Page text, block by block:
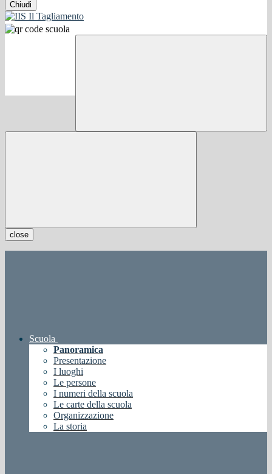
Chiudi
close
Scuola
Panoramica
Presentazione
I luoghi
Le persone
I numeri della scuola
Le carte della scuola
Organizzazione
La storia